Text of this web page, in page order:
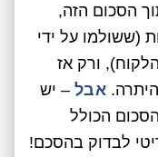
הסכום הזה,
(ששולמו על ידי
ורק אז
אבל – יש
הכולל
לבדוק בהסכם!